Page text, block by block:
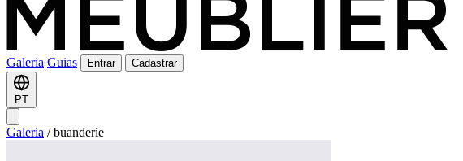
Galeria Guias Entrar Cadastrar
PT
Galeria / buanderie